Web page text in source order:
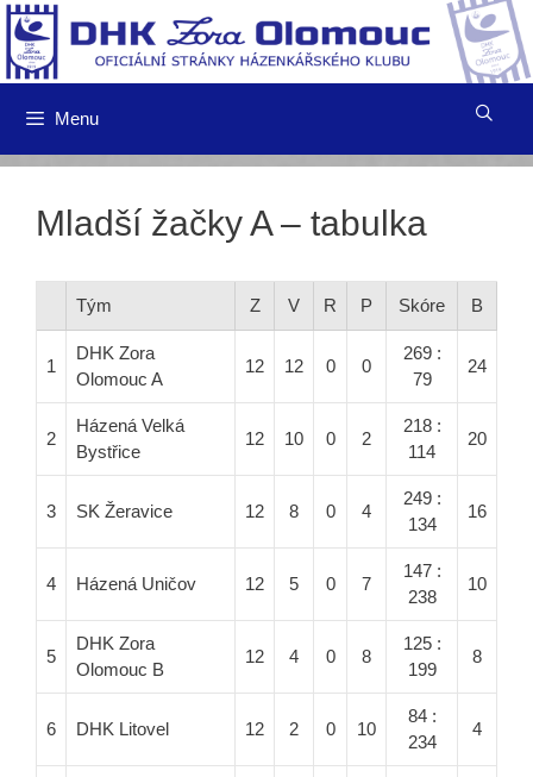
Přeskočit
na
obsah
Menu
Mladší žačky A – tabulka
Tým Z V R P Skóre B
1
DHK Zora
Olomouc A
12 12 0 0
269 :
79
24
2
Házená Velká
Bystřice
12 10 0 2
218 :
114
20
3 SK Žeravice 12 8 0 4
249 :
134
16
4 Házená Uničov 12 5 0 7
147 :
238
10
5
DHK Zora
Olomouc B
12 4 0 8
125 :
199
8
6 DHK Litovel 12 2 0 10
84 :
234
4